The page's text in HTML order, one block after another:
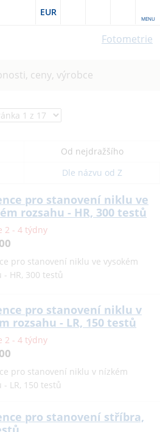
EUR
MENU
Fotometrie
ceny, výrobce
Od nejdražšího
Dle názvu od Z
pro stanovení niklu ve
rozsahu - HR, 300 testů
2 - 4 týdny
pro stanovení niklu ve vysokém
- HR, 300 testů
pro stanovení niklu v
rozsahu - LR, 150 testů
2 - 4 týdny
pro stanovení niklu v nízkém
- LR, 150 testů
pro stanovení stříbra,